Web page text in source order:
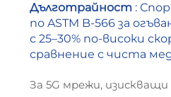
Дълготрайност :
по ASTM B-566 за
с 25–30% по-високи
сравнение с чиста
За 5G мрежи, изискващи